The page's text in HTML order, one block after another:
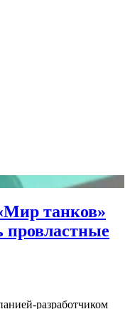
танков»
провластные
разработчиком